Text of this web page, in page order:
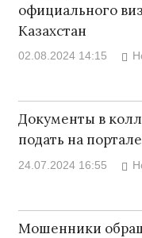
официального
Казахстан
02.08.2024 14:15
Документы в
подать на
24.07.2024 16:55
Мошенники